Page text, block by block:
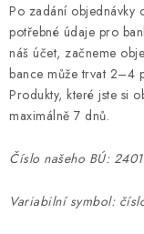
Po zadání objednávky
potřebné údaje pro
náš účet, začneme
bance může trvat 2–4
Produkty, které jste si
maximálně 7 dnů.
Číslo našeho BÚ:
Variabilní symbol: